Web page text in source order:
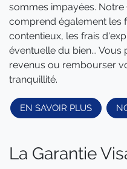
sommes impayées.
comprend également les
contentieux, les frais
éventuelle du bien...
revenus ou rembourser
tranquillité.
EN SAVOIR PLUS
La Garantie